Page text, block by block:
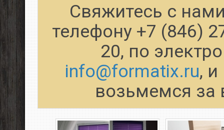
Свяжитесь с
телефону +7 (846)
20, по
info@formatix.ru,
возьмемся за